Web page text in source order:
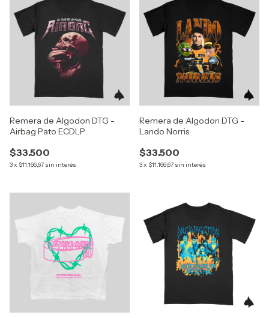
Remera de Algodon DTG -
Airbag Pato ECDLP
$33.500
3x $11.166,67 sin interés
Remera de Algodon DTG -
Lando Norris
$33.500
3x $11.166,67 sin interés